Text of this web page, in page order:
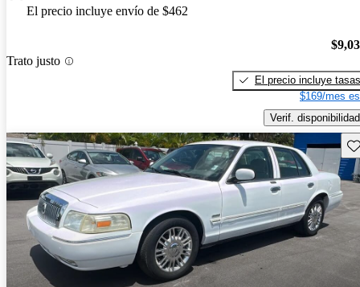
El precio incluye envío de $462
Trato justo
El precio incluye tasas
$169/mes
Verif. disponibilidad